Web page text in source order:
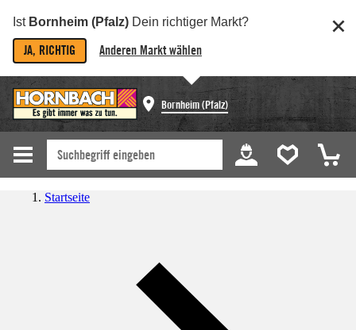
Ist Bornheim (Pfalz) Dein richtiger Markt?
JA, RICHTIG Anderen Markt wählen
Bornheim (Pfalz)
Startseite